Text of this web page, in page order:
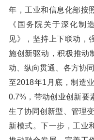
年，工业和信息化部按
《国务院关于深化制
见》，坚持上下联动，
施创新驱动，积极推动
动、纵向贯通、各方协
至2018年1月底，制造
0.7%，带动创业创新要
生了协同创新型、管理
新模式。下一步，工业